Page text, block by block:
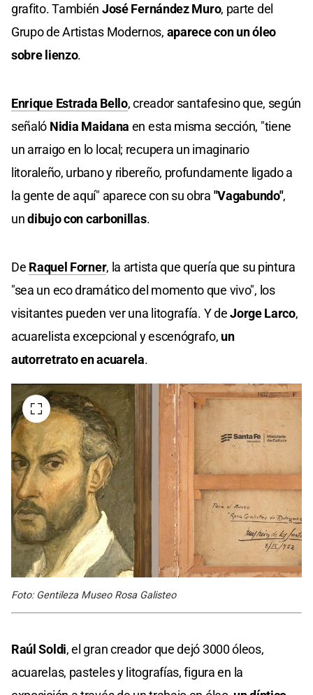
grafito.​ También José Fernández Muro, parte del
Grupo de Artistas Modernos, aparece con un óleo
sobre lienzo.
Enrique Estrada Bello, creador santafesino que, según
señaló Nidia Maidana en esta misma sección, "tiene
un arraigo en lo local; recupera un imaginario
litoraleño, urbano y ribereño, profundamente ligado a
la gente de aquí" aparece con su obra "Vagabundo",
undibujo con carbonillas.
De Raquel Forner, la artista que quería que su pintura
"sea un eco dramático del momento que vivo", los
visitantes pueden ver una litografía. Y deJorge Larco,
acuarelista excepcional y escenógrafo, un
autorretrato en acuarela.
Foto: Gentileza Museo Rosa Galisteo
Raúl Soldi, el gran creador que dejó 3000 óleos,
acuarelas, pasteles y litografías, figura en la